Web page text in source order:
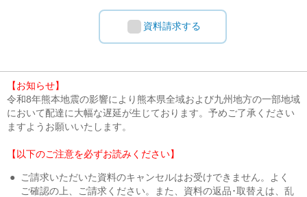
資料請求する
【お知らせ】
令和8年熊本地震の影響により熊本県全域および九州地方の一部地域
において配達に大幅な遅延が生じております。予めご了承ください
ますようお願いいたします。
【以下のご注意を必ずお読みください】
●
ご請求いただいた資料のキャンセルはお受けできません。よく
ご確認の上、ご請求ください。また、資料の返品･取替えは、乱